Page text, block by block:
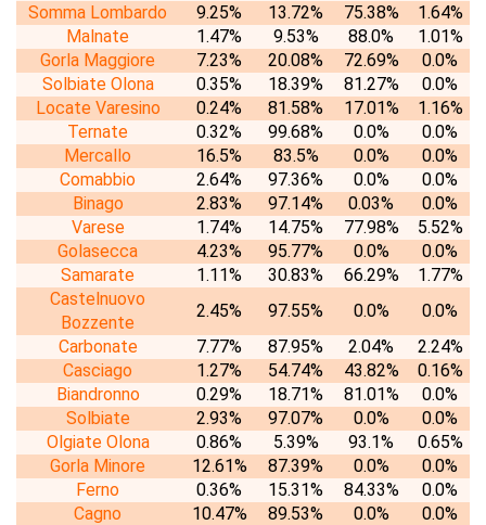
Somma Lombardo
9.25% 13.72% 75.38%
1.64%
Malnate
1.47% 9.53% 88.0%
1.01%
Gorla Maggiore
7.23% 20.08% 72.69%
0.0%
Solbiate Olona
0.35% 18.39% 81.27%
0.0%
Locate Varesino
0.24% 81.58% 17.01%
1.16%
Ternate
0.32% 99.68% 0.0%
0.0%
Mercallo
16.5% 83.5% 0.0%
0.0%
Comabbio
2.64% 97.36% 0.0%
0.0%
Binago
2.83% 97.14% 0.03%
0.0%
Varese
1.74% 14.75% 77.98%
5.52%
Golasecca
4.23% 95.77% 0.0%
0.0%
Samarate
1.11% 30.83% 66.29%
1.77%
Castelnuovo
Bozzente
2.45% 97.55% 0.0%
0.0%
Carbonate
7.77% 87.95% 2.04%
2.24%
Casciago
1.27% 54.74% 43.82%
0.16%
Biandronno
0.29% 18.71% 81.01%
0.0%
Solbiate
2.93% 97.07% 0.0%
0.0%
Olgiate Olona
0.86% 5.39% 93.1%
0.65%
Gorla Minore
12.61% 87.39% 0.0%
0.0%
Ferno
0.36% 15.31% 84.33%
0.0%
Cagno
10.47% 89.53% 0.0%
0.0%